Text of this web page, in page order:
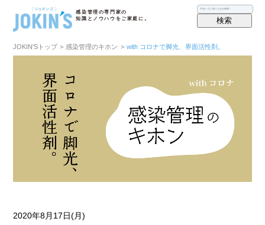
感染管理の専門家の
知識とノウハウをご家庭に。
検索
JOKIN′Sトップ > 感染管理のキホン > with コロナで脚光、界面活性剤。
2020年8月17日(月)